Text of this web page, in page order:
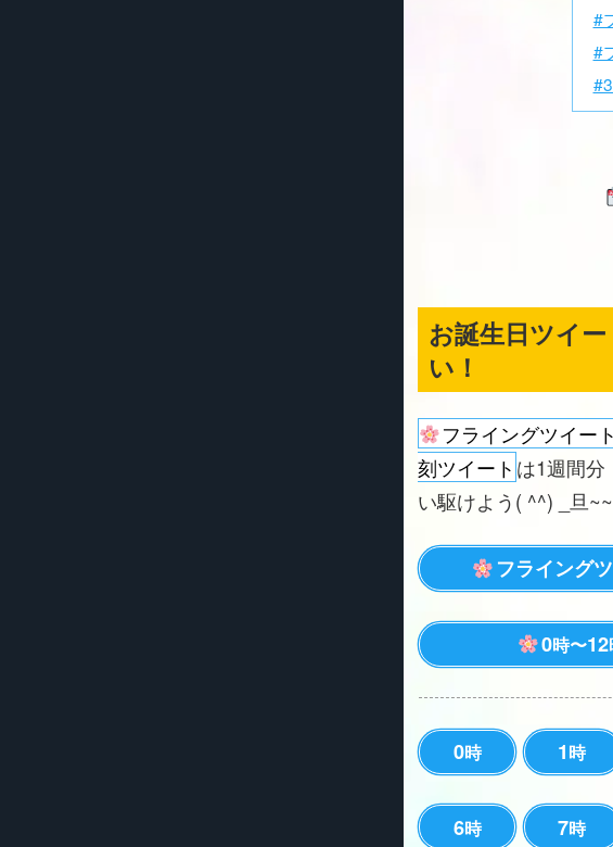
#
#
お誕生日ツイ
い！
フライングツイート
刻ツイート は1週間分
い駆けよう( ^^) _旦~~
フライング
0時〜12
0時 1時
6時 7時